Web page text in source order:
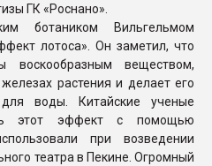
ГК «Роснано».
ботаником Вильгельмом
лотоса». Он заметил, что
воскообразным веществом,
растения и делает его
воды. Китайские ученые
этот эффект с помощью
при возведении
театра в Пекине. Огромный